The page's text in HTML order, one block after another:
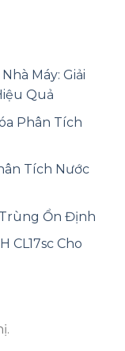
Máy: Giải
Quả
Phân Tích
Tích Nước
Ổn Định
CL17sc Cho